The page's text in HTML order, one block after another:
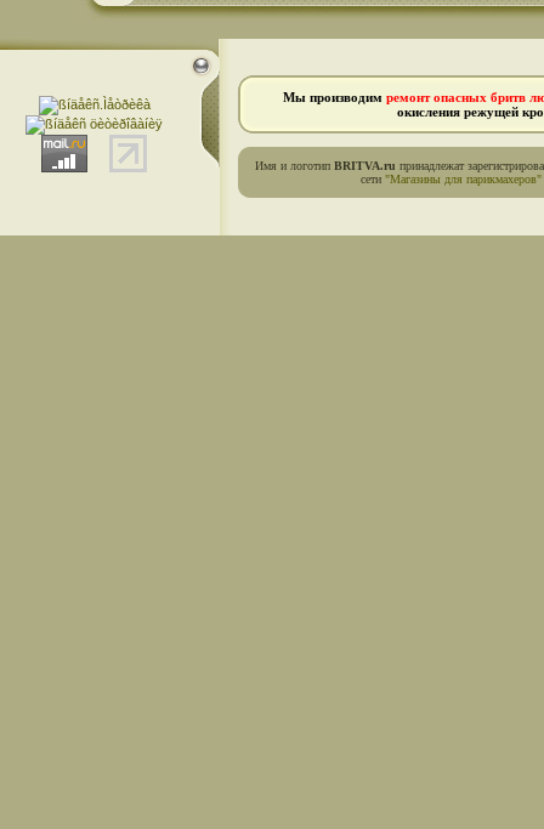
Мы производим ремонт опасных бритв
окисления режущей
Имя и логотип BRITVA.ru принадлежат
сети "Магазины для парикмахеров"